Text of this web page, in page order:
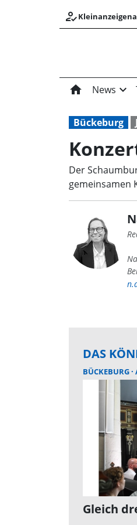
how_to_reg
home News expand_more
Bückeburg
Der
gemeinsamen
DAS
BÜCKEBURG
Gleich